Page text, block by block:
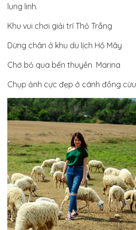
lung linh.
Khu vui chơi giải trí Thỏ Trắng
Dừng chân ở khu du lịch Hồ Mây
Chớ bỏ qua bến thuyền Marina
Chụp ảnh cực đẹp ở cánh đồng cừu